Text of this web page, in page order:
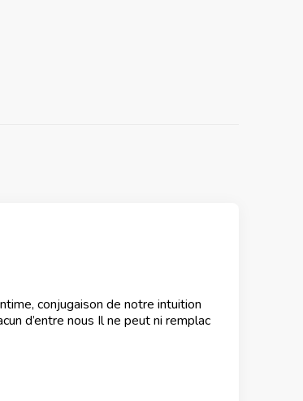
conjugaison de notre intuition
d’entre nous Il ne peut ni remplac